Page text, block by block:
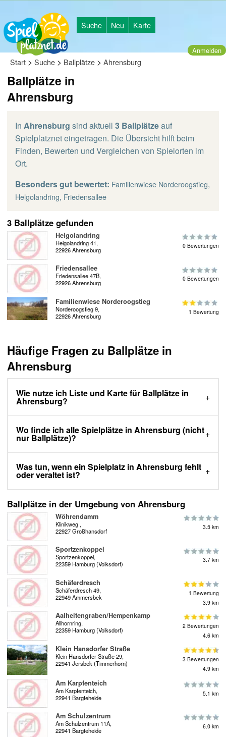
Suche Neu Karte
Anmelden
Start > Suche > Ballplätze > Ahrensburg
Ballplätze in
Ahrensburg
In Ahrensburg sind aktuell 3 Ballplätzeauf
Spielplatznet eingetragen. Die Übersicht hilft beim
Finden, Bewerten und Vergleichen von Spielorten im
Ort.
Besonders gut bewertet: Familienwiese Norderoogstieg,
Helgolandring, Friedensallee
3 Ballplätze gefunden
Helgolandring
Helgolandring 41,
22926 Ahrensburg
0 Bewertungen
Friedensallee
Friedensallee 47B,
22926 Ahrensburg
0 Bewertungen
Familienwiese Norderoogstieg
Norderoogstieg 9,
22926 Ahrensburg
1 Bewertung
Häufige Fragen zu Ballplätze in
Ahrensburg
Wie nutze ich Liste und Karte für Ballplätze in
Ahrensburg?
Wo finde ich alle Spielplätze in Ahrensburg (nicht
nur Ballplätze)?
Was tun, wenn ein Spielplatz in Ahrensburg fehlt
oder veraltet ist?
Ballplätze in der Umgebung von Ahrensburg
Wöhrendamm
Klinikweg ,
22927 Großhansdorf
3.5 km
Sportzenkoppel
Sportzenkoppel,
22359 Hamburg (Volksdorf)
3.7 km
Schäferdresch
Schäferdresch 49,
22949 Ammersbek
1 Bewertung
3.9 km
Aalheitengraben/Hempenkamp
Allhornring,
22359 Hamburg (Volksdorf)
2 Bewertungen
4.6 km
Klein Hansdorfer Straße
Klein Hansdorfer Straße 29,
22941 Jersbek (Timmerhorn)
3 Bewertungen
4.9 km
Am Karpfenteich
Am Karpfenteich,
22941 Bargteheide
5.1 km
Am Schulzentrum
Am Schulzentrum 11A,
22941 Bargteheide
6.0 km